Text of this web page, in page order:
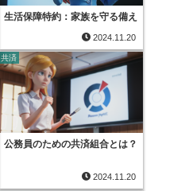
生活保障特約：家族を守る備え
2024.11.20
共済
公務員のための共済組合とは？
2024.11.20